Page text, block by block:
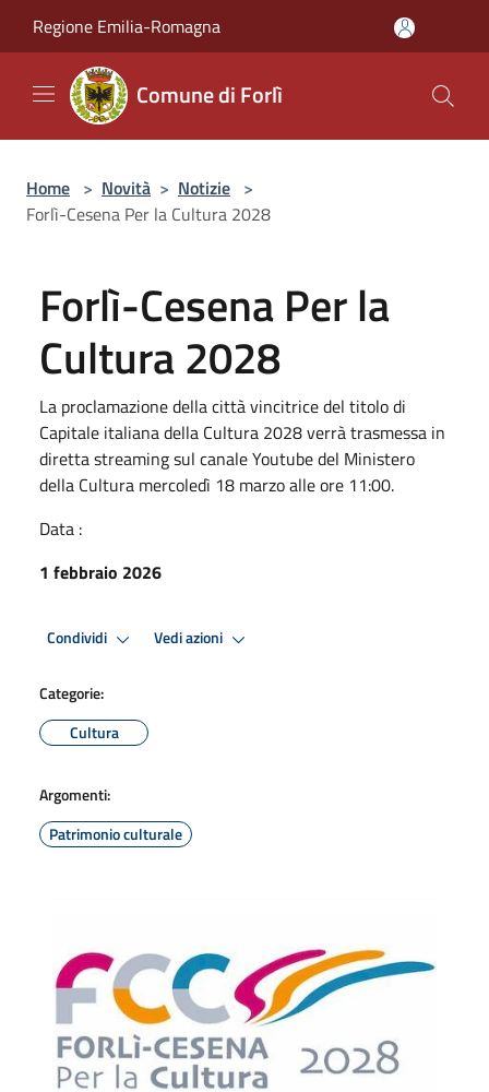
Regione Emilia-Romagna
Comune di Forlì
Home > Novità > Notizie >
Forlì-Cesena Per la Cultura 2028
Forlì-Cesena Per la
Cultura 2028
La proclamazione della città vincitrice del titolo di
Capitale italiana della Cultura 2028 verrà trasmessa in
diretta streaming sul canale Youtube del Ministero
della Cultura mercoledì 18 marzo alle ore 11:00.
Data :
1 febbraio 2026
Condividi Vedi azioni
Categorie:
Cultura
Argomenti:
Patrimonio culturale